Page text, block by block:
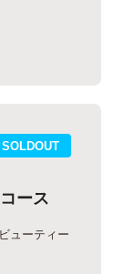
SOLDOUT
ース
ューティー